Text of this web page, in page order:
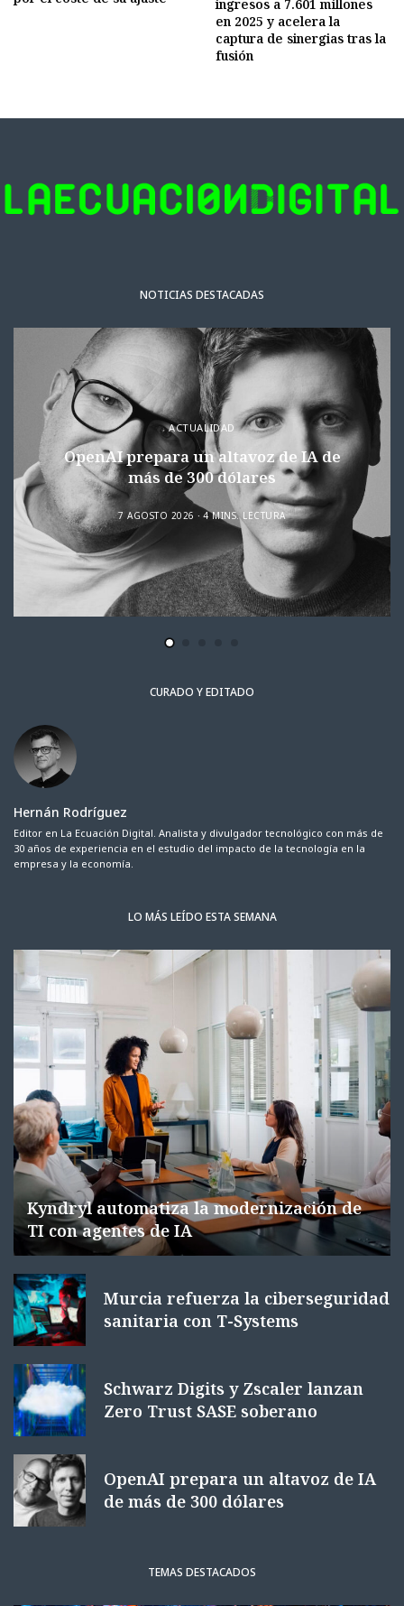
ingresos a 7.601 millones
en 2025 y acelera la
captura de sinergias tras la
fusión
NOTICIAS DESTACADAS
ACTUALIDAD
OpenAI prepara un altavoz de IA de
más de 300 dólares
7 AGOSTO 2026 4 MINS. LECTURA
CURADO Y EDITADO
Hernán Rodríguez
Editor en La Ecuación Digital. Analista y divulgador tecnológico con más de
30 años de experiencia en el estudio del impacto de la tecnología en la
empresa y la economía.
LO MÁS LEÍDO ESTA SEMANA
Kyndryl automatiza la modernización de
TI con agentes de IA
Murcia refuerza la ciberseguridad
sanitaria con T-Systems
Schwarz Digits y Zscaler lanzan
Zero Trust SASE soberano
OpenAI prepara un altavoz de IA
de más de 300 dólares
TEMAS DESTACADOS